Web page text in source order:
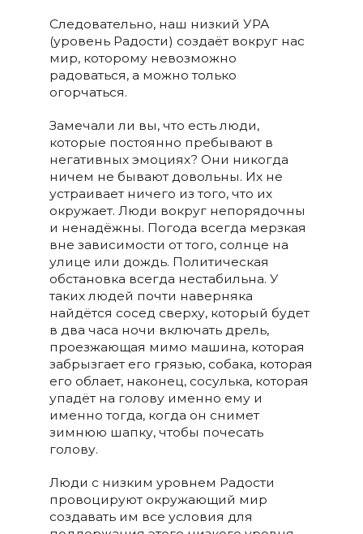
Следовательно, наш низкий УРА
(уровень Радости) создаёт вокруг нас
мир, которому невозможно
радоваться, а можно только
огорчаться.
Замечали ли вы, что есть люди,
которые постоянно пребывают в
негативных эмоциях? Они никогда
ничем не бывают довольны. Их не
устраивает ничего из того, что их
окружает. Люди вокруг непорядочны
и ненадёжны. Погода всегда мерзкая
вне зависимости от того, солнце на
улице или дождь. Политическая
обстановка всегда нестабильна. У
таких людей почти наверняка
найдётся сосед сверху, который будет
в два часа ночи включать дрель,
проезжающая мимо машина, которая
забрызгает его грязью, собака, которая
его облает, наконец, сосулька, которая
упадёт на голову именно ему и
именно тогда, когда он снимет
зимнюю шапку, чтобы почесать
голову.
Люди с низким уровнем Радости
провоцируют окружающий мир
создавать им все условия для